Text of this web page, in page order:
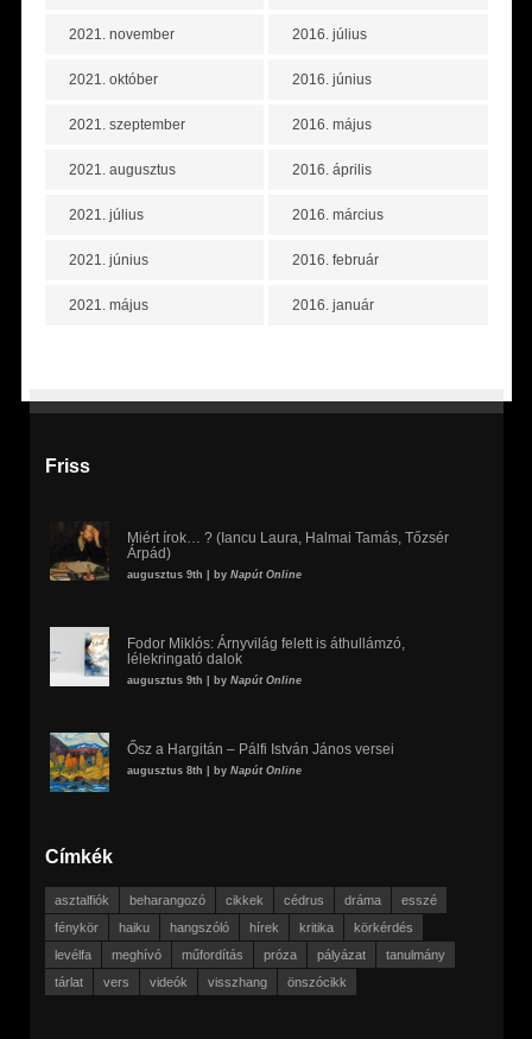
2021. november
2021. október
2021. szeptember
2021. augusztus
2021. július
2021. június
2021. május
2016. július
2016. június
2016. május
2016. április
2016. március
2016. február
2016. január
Friss
Miért írok… ? (Iancu Laura, Halmai Tamás, Tőzsér
Árpád)
augusztus 9th | by Napút Online
Fodor Miklós: Árnyvilág felett is áthullámzó,
lélekringató dalok
augusztus 9th | by Napút Online
Ősz a Hargitán – Pálfi István János versei
augusztus 8th | by Napút Online
Címkék
asztalfiók beharangozó cikkek cédrus dráma
esszé
fénykör
haiku hangszóló hírek kritika
körkérdés
levélfa
meghívó műfordítás próza pályázat
tanulmány
tárlat
vers videók visszhang önszócikk